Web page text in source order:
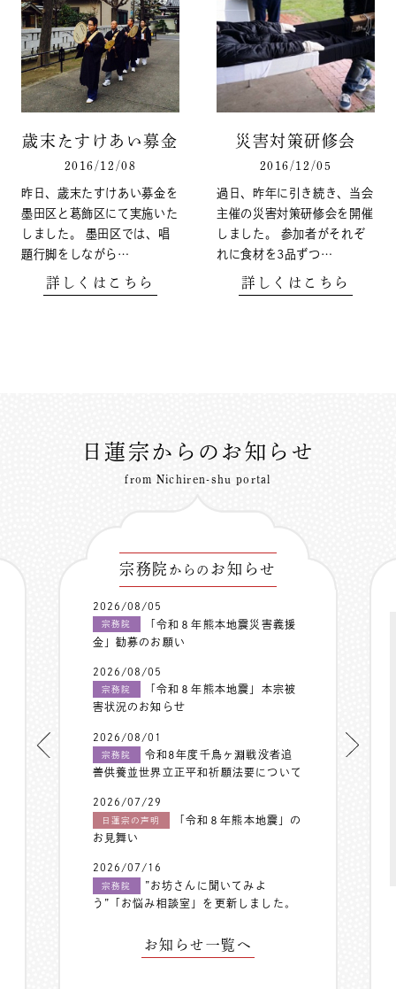
歳末たすけあい募金
2016/12/08
昨日、歳末たすけあい募金を
墨田区と葛飾区にて実施いた
しました。 墨田区では、唱
題行脚をしながら…
詳しくはこちら
災害対策研修会
2016/12/05
過日、昨年に引き続き、当会
主催の災害対策研修会を開催
しました。 参加者がそれぞ
れに食材を3品ずつ…
詳しくはこちら
日蓮宗からのお知らせ
from Nichiren-shu portal
宗務院 からの お知らせ
2026/08/05
宗務院
「令和８年熊本地震災害義援
金」勧募のお願い
2026/08/05
宗務院
「令和８年熊本地震」本宗被
害状況のお知らせ
2026/08/01
宗務院
令和8年度千鳥ヶ淵戦没者追
善供養並世界立正平和祈願法要について
2026/07/29
日蓮宗の声明
「令和８年熊本地震」の
お見舞い
2026/07/16
宗務院
”お坊さんに聞いてみよ
う”「お悩み相談室」を更新しました。
お知らせ一覧へ